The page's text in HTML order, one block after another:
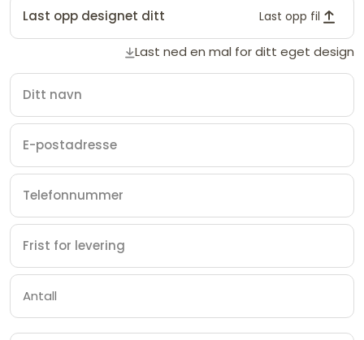
Last opp designet ditt Last opp fil
Last ned en mal for ditt eget design